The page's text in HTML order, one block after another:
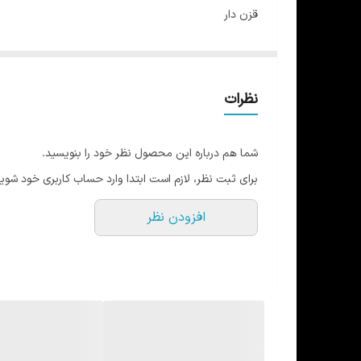
قزن دار
مناسب برای تمامی رشته های ورزشی
در 5 رنگ و 4 سایز
نظرات
شما هم درباره این محصول نظر خود را بنویسید.
برای ثبت نظر، لازم است ابتدا وارد حساب کاربری خود
افزودن نظر